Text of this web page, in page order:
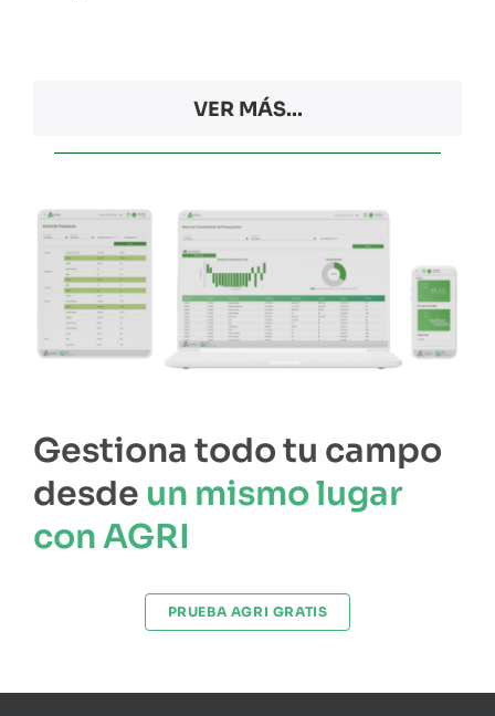
VER MÁS...
Gestiona todo tu campo
desde un mismo lugar
con AGRI
PRUEBA AGRI GRATIS